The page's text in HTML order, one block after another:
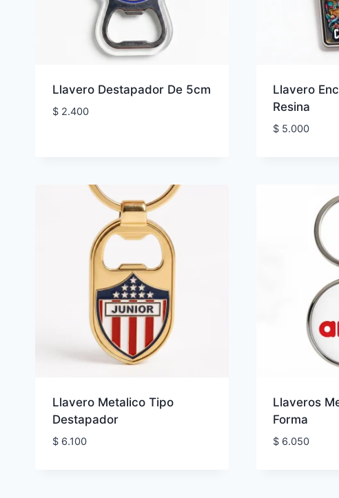
Llavero Destapador De 5cm
$2.400
Llavero
Resina
$ 5.000
Llavero Metalico Tipo
Destapador
$6.100
Llaveros
Forma
$ 6.050